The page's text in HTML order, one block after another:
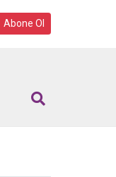
Abone Ol